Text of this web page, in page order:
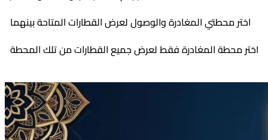
اختر محطتي المغادرة والوصول لعرض القطارات المتاحة بينهما
اختر محطة المغادرة فقط لعرض جميع القطارات من تلك المحطة